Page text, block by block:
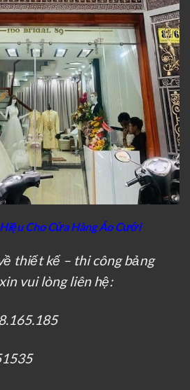
Cho Cửa Hàng Áo Cưới
thiết kế – thi công bảng
vui lòng liên hệ: